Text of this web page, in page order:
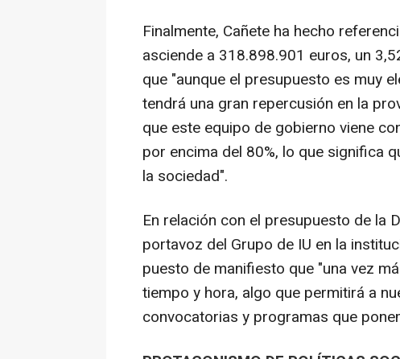
Finalmente, Cañete ha hecho
asciende a 318.898.901 euros, un
que "aunque el presupuesto es muy
tendrá una gran repercusión en la
que este equipo de gobierno viene
por encima del 80%, lo que significa
la sociedad".
En relación con el presupuesto de la
portavoz del Grupo de IU en la
puesto de manifiesto que "una vez
tiempo y hora, algo que permitirá a
convocatorias y programas que